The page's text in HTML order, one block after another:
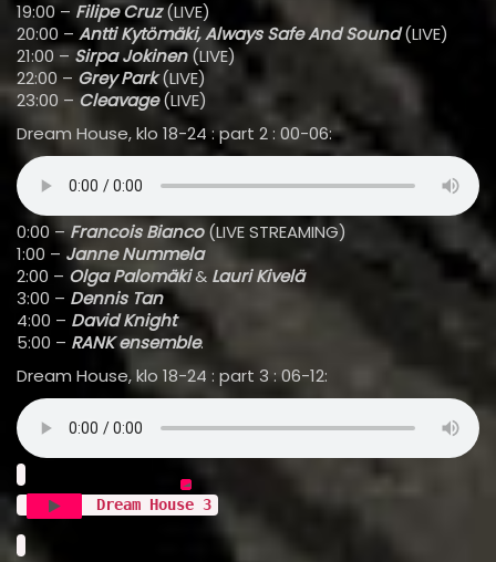
19:00 – Filipe Cruz(LIVE)
20:00 – Antti Kytömäki, Always Safe And Sound(LIVE)
21:00 – Sirpa Jokinen(LIVE)
22:00 – Grey Park(LIVE)
23:00 – Cleavage(LIVE)
Dream House, klo 18-24 : part 2 : 00-06:
0:00 –Francois Bianco(LIVE STREAMING)
1:00 – Janne Nummela
2:00 – Olga Palomäki& Lauri Kivelä
3:00 – Dennis Tan
4:00 – David Knight
5:00 – RANK ensemble.
Dream House, klo 18-24 : part 3 : 06-12:
Dream House 3